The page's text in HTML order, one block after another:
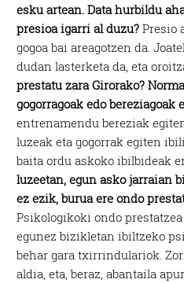
esku artean. Data hurbildu
presioa igarri al duzu? Presio
gogoa bai areagotzen da.
dudan lasterketa da, eta
prestatu zara Girorako?
gogorragoak edo
entrenamendu bereziak
luzeak eta gogorrak egiten
baita ordu askoko ibilbideak
luzeetan, egun asko jarraian
ez ezik, burua ere ondo
Psikologikoki ondo
egunez bizikletan ibiltzeko
behar gara txirrindulariok.
aldia, eta, beraz, abantaila